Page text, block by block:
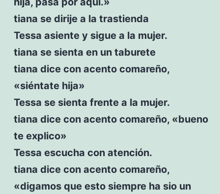
tiana se dirije a la trastienda
Tessa asiente y sigue a la mujer.
tiana se sienta en un taburete
tiana dice con acento comareño,
«siéntate hija»
Tessa se sienta frente a la mujer.
tiana dice con acento comareño, «bueno
te explico»
Tessa escucha con atención.
tiana dice con acento comareño,
«digamos que esto siempre ha sio un